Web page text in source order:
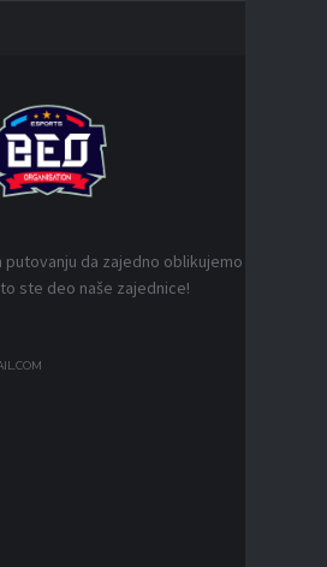
putovanju da zajedno oblikujemo
ste deo naše zajednice!